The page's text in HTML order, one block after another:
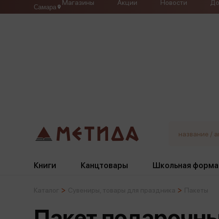
Самара
Магазины Акции Новости
Книги Канцтовары Школьная форма